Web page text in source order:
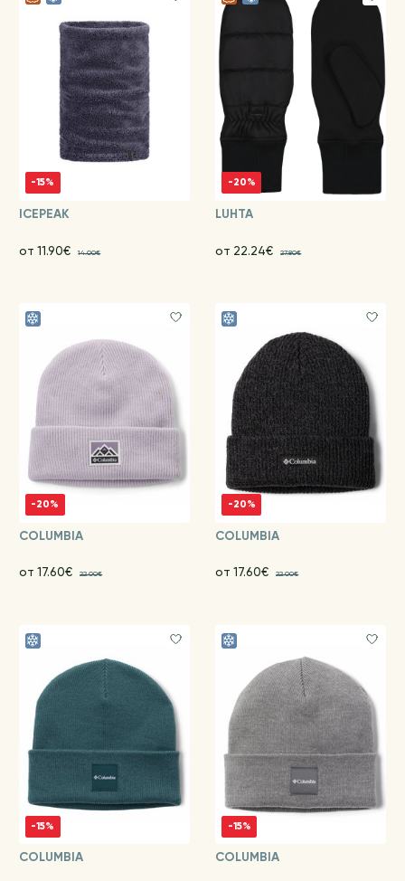
-15%
ICEPEAK
от 11.90€ 14.00€
-20%
LUHTA
от 22.24€ 27.80€
-20%
COLUMBIA
от 17.60€ 22.00€
-20%
COLUMBIA
от 17.60€ 22.00€
-15%
COLUMBIA
-15%
COLUMBIA